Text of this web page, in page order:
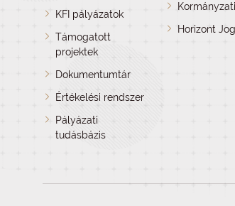
KFI pályázatok
Támogatott
projektek
Dokumentumtár
Értékelési rendszer
Pályázati
tudásbázis
Horizont